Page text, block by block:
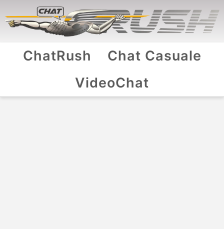
ChatRush
Chat Casuale
VideoChat